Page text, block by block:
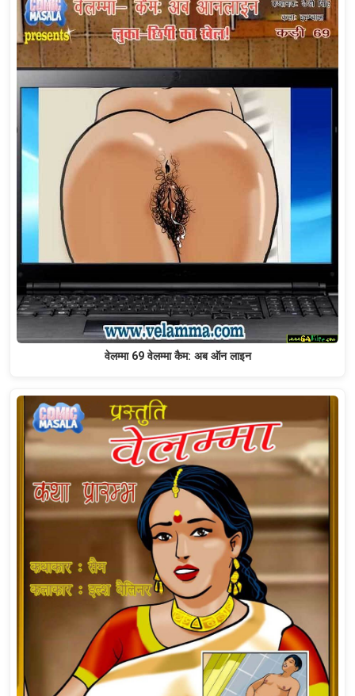
वेलम्मा 69 वेलम्मा कैम: अब ऑन लाइन